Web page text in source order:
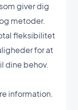
giver dig
metoder.
fleksibilitet
for at
dine behov.
information.